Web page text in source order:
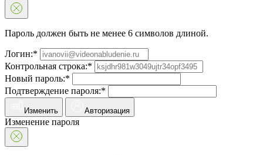
Пароль должен быть не менее 6 символов длиной.
Логин:*
Контрольная строка:*
Новый пароль:*
Подтверждение пароля:*
Изменить Авторизация
Изменение пароля